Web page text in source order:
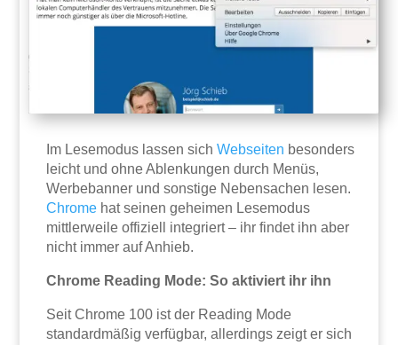
Im Lesemodus lassen sichWebseiten besonders
leicht und ohne Ablenkungen durch Menüs,
Werbebanner und sonstige Nebensachen lesen.
Chrome hat seinen geheimen Lesemodus
mittlerweile offiziell integriert – ihr findet ihn aber
nicht immer auf Anhieb.
Chrome Reading Mode: So aktiviert ihr ihn
Seit Chrome 100 ist der Reading Mode
standardmäßig verfügbar, allerdings zeigt er sich